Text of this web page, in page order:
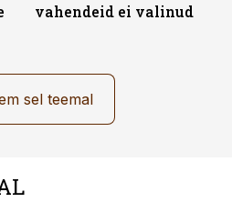
vahendeid ei valinud
sel teemal